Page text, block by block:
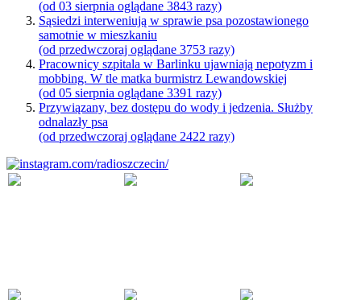
(od 03 sierpnia oglądane 3843 razy)
Sąsiedzi interweniują w sprawie psa pozostawionego
samotnie w mieszkaniu
(od przedwczoraj oglądane 3753 razy)
Pracownicy szpitala w Barlinku ujawniają nepotyzm i
mobbing. W tle matka burmistrz Lewandowskiej
(od 05 sierpnia oglądane 3391 razy)
Przywiązany, bez dostępu do wody i jedzenia. Służby
odnalazły psa
(od przedwczoraj oglądane 2422 razy)